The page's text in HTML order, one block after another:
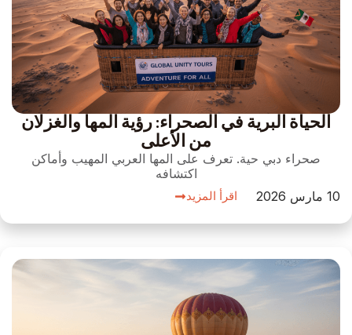
الحياة البرية في الصحراء: رؤية المها والغزلان
من الأعلى
صحراء دبي حية. تعرف على المها العربي المهيب وأماكن
اكتشافه
10 مارس 2026
اقرأ المزيد